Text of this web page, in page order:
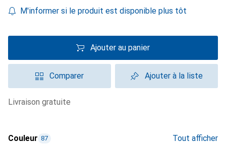
M'informer si le produit est disponible plus tôt
Ajouter au panier
Comparer Ajouter à la liste
livraison gratuite
Couleur 87 Tout afficher